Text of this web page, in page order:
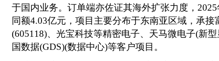
于国内业务。订单端亦佐证其海外扩张力度，2025
同额4.03亿元，项目主要分布于东南亚区域，承接
(605118)、光宝科技等精密电子、天马微电子(新
国数据(GDS)(数据中心)等客户项目。